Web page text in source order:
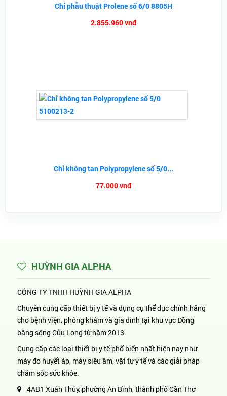
Chỉ phẫu thuật Prolene số 6/0 8805H
2.855.960 vnđ
Chỉ không tan Polypropylene số 5/0...
77.000 vnđ
HUỲNH GIA ALPHA
CÔNG TY TNHH HUỲNH GIA ALPHA
Chuyên cung cấp thiết bị y tế và dụng cụ thể dục chính hãng
cho bệnh viện, phòng khám và gia đình tại khu vực Đồng
bằng sông Cửu Long từ năm 2013.
Cung cấp các loại thiết bị y tế phổ biến nhất hiện nay như
máy đo huyết áp, máy siêu âm, vật tư y tế và các giải pháp
chăm sóc sức khỏe.
4AB1 Xuân Thủy, phường An Bình, thành phố Cần Thơ